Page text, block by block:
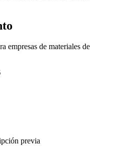
empresas de materiales de
previa